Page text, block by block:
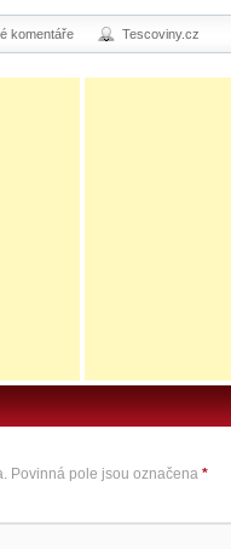
komentáře Tescoviny.cz
Povinná pole jsou označena *